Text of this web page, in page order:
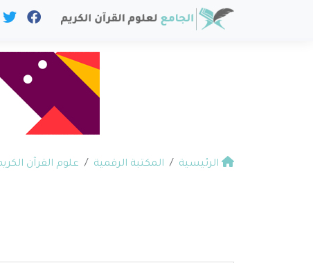
الرئيسية المكتبة الرقمية علوم القرآن